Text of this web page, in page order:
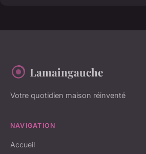
Lamaingauche
Votre quotidien maison réinventé
NAVIGATION
Accueil